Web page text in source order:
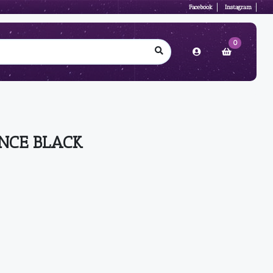
Facebook Instagram
0
BLACK